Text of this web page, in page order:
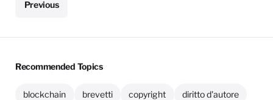
Previous
Recommended Topics
blockchain brevetti copyright diritto d'autore